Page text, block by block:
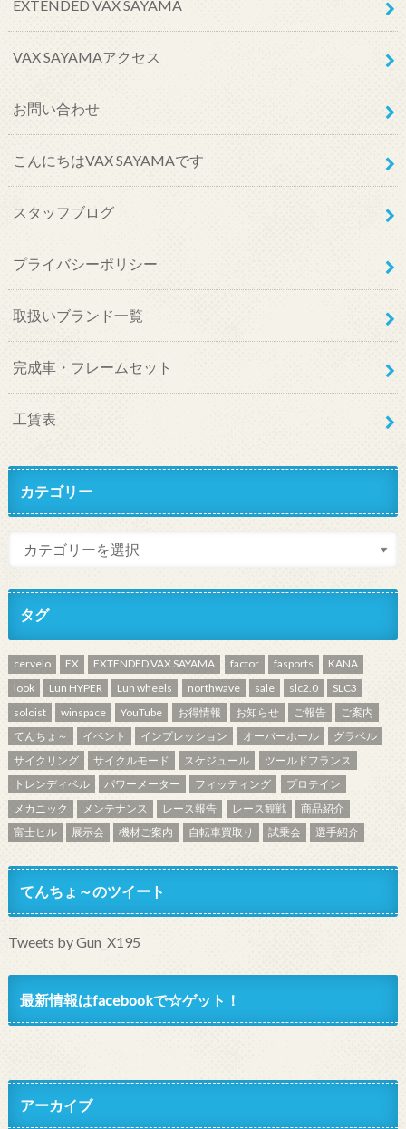
EXTENDED VAX SAYAMA
VAX SAYAMAアクセス
お問い合わせ
こんにちはVAX SAYAMAです
スタッフブログ
プライバシーポリシー
取扱いブランド一覧
完成車・フレームセット
工賃表
カテゴリー
タグ
cervelo EX EXTENDED VAX SAYAMA factor fasports
KANA
look
Lun HYPER Lun wheels northwave sale slc2.0
SLC3
soloist
winspace YouTube お得情報 お知らせ ご報告
ご案内
てんちょ～
イベント インプレッション オーバーホール
グラベル
サイクリング
サイクルモード スケジュール
ツールドフランス
トレンディベル
パワーメーター フィッティング
プロテイン
メカニック
メンテナンス レース報告 レース観戦
商品紹介
富士ヒル
展示会 機材ご案内 自転車買取り 試乗会 選手紹介
てんちょ～のツイート
Tweets by Gun_X195
最新情報はfacebookで☆ゲット！
アーカイブ